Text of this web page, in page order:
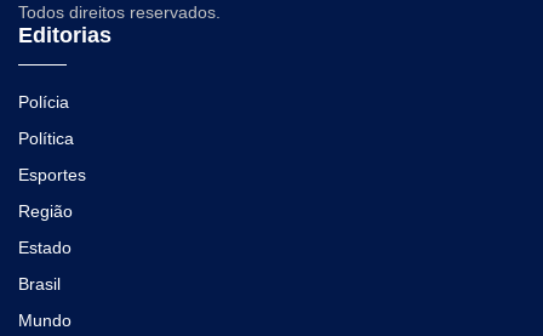
Todos direitos reservados.
Editorias
Polícia
Política
Esportes
Região
Estado
Brasil
Mundo